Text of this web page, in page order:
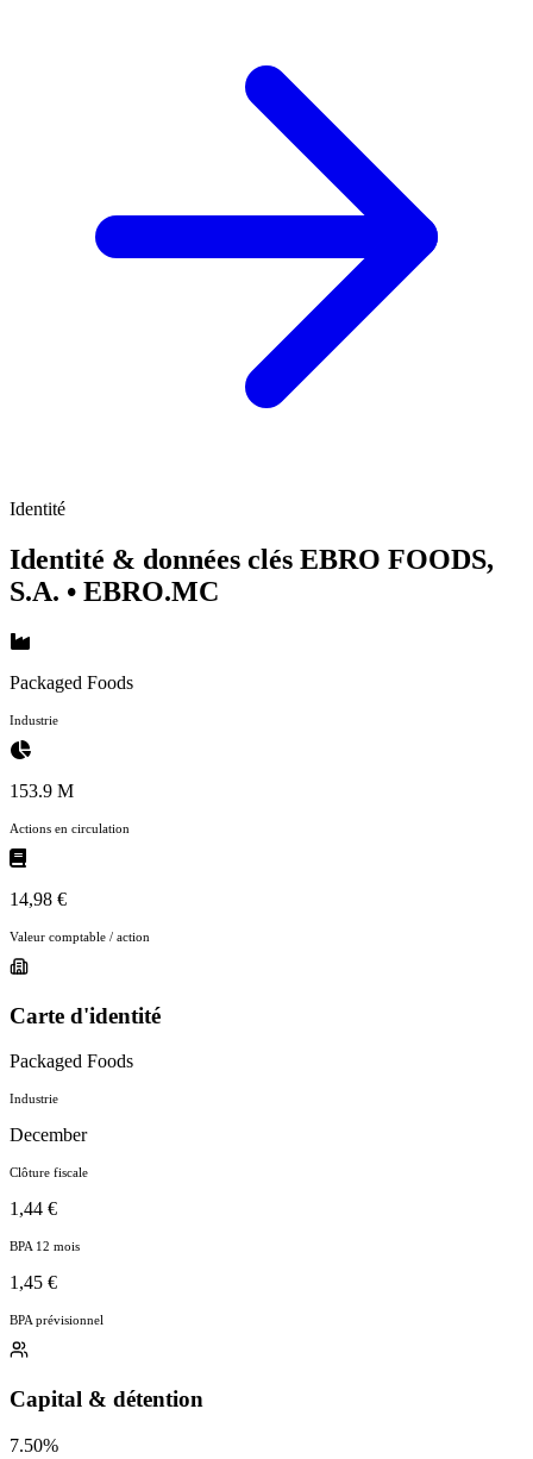
Identité
Identité & données clés EBRO FOODS,
S.A. • EBRO.MC
Packaged Foods
Industrie
153.9 M
Actions en circulation
14,98 €
Valeur comptable / action
Carte d'identité
Packaged Foods
Industrie
December
Clôture fiscale
1,44 €
BPA 12 mois
1,45 €
BPA prévisionnel
Capital & détention
7.50%